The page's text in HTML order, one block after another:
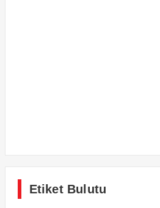
Etiket Bulutu